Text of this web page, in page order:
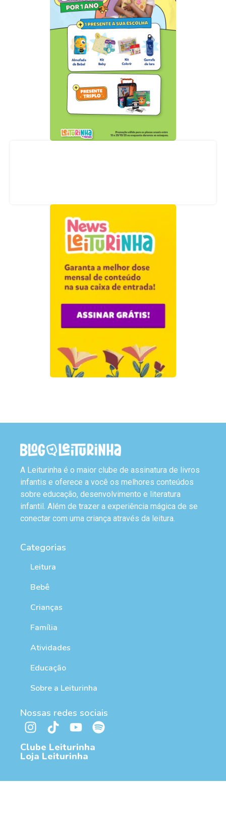
A Leiturinha é o maior clube de assinatura de livros
infantis e oferece a você os melhores conteúdos
sobre educação, desenvolvimento e literatura
infantil. Além de trazer a experiência mágica de se
conectar com uma criança através da leitura.
Categorias
Leitura
Bebê
Crianças
Família
Atividades
Educação
Sobre a Leiturinha
Nossas redes sociais
Clube Leiturinha
Loja Leiturinha